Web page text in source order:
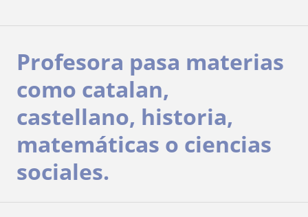
Profesora pasa materias
como catalan,
castellano, historia,
matemáticas o ciencias
sociales.